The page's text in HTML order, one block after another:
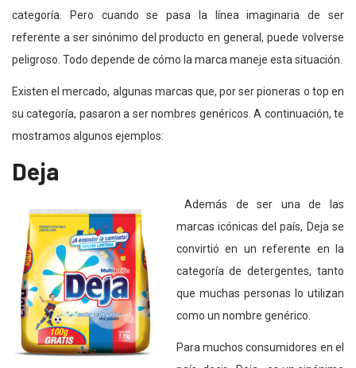
categoría. Pero cuando se pasa la línea imaginaria de ser
referente a ser sinónimo del producto en general, puede volverse
peligroso. Todo depende de cómo la marca maneje esta situación.
Existen el mercado, algunas marcas que, por ser pioneras o top en
su categoría, pasaron a ser nombres genéricos. A continuación, te
mostramos algunos ejemplos:
Deja
Además de ser una de las
marcas icónicas del país, Deja se
convirtió en un referente en la
categoría de detergentes, tanto
que muchas personas lo utilizan
como un nombre genérico.
Para muchos consumidores en el